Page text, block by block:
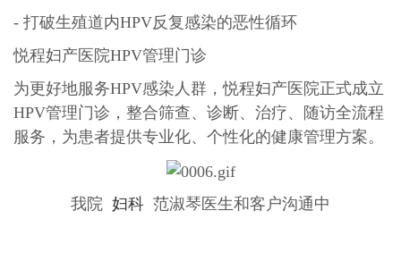
- 打破生殖道内HPV反复感染的恶性循环
悦程妇产医院HPV管理门诊
为更好地服务HPV感染人群，悦程妇产医院正式成立
HPV管理门诊，整合筛查、诊断、治疗、随访全流程
服务，为患者提供专业化、个性化的健康管理方案。
我院 妇科 范淑琴医生和客户沟通中